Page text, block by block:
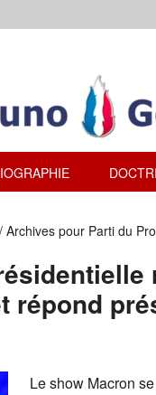
/ Archives pour Parti du
répond
Le show Macron